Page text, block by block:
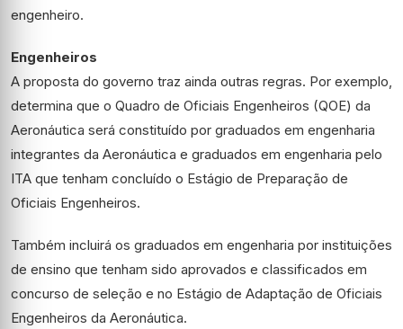
engenheiro.
Engenheiros
A proposta do governo traz ainda outras regras. Por exemplo,
determina que o Quadro de Oficiais Engenheiros (QOE) da
Aeronáutica será constituído por graduados em engenharia
integrantes da Aeronáutica e graduados em engenharia pelo
ITA que tenham concluído o Estágio de Preparação de
Oficiais Engenheiros.
Também incluirá os graduados em engenharia por instituições
de ensino que tenham sido aprovados e classificados em
concurso de seleção e no Estágio de Adaptação de Oficiais
Engenheiros da Aeronáutica.